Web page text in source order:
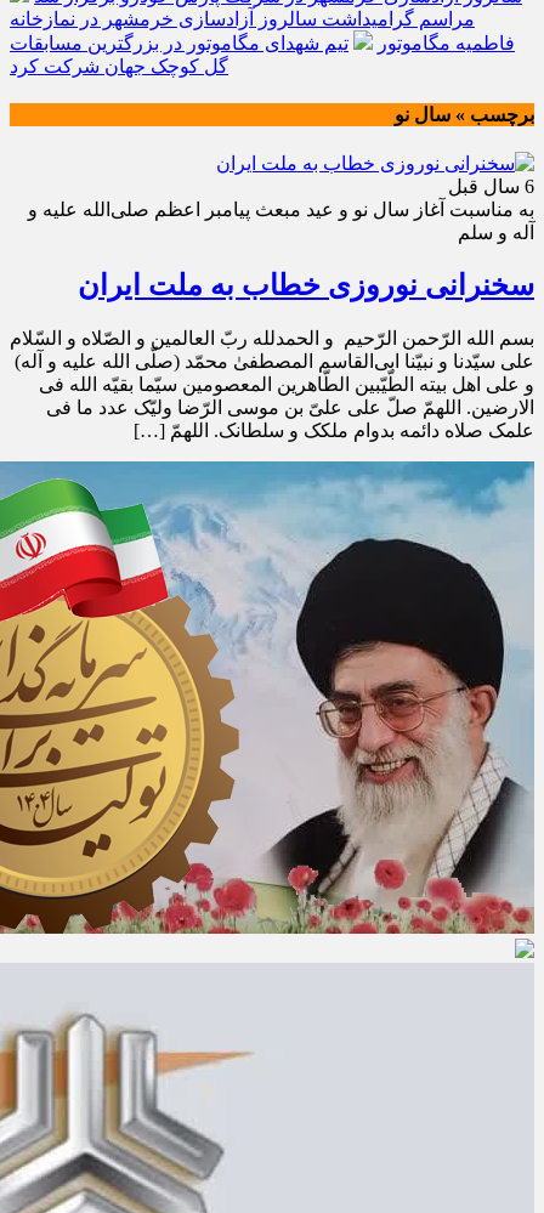
مراسم گرامیداشت سالروز آزادسازی خرمشهر در نمازخانه
فاطمیه مگاموتور
تیم شهدای مگاموتور در بزرگترین مسابقات
گل کوچک جهان شرکت کرد
برچسب » سال نو
6 سال قبل
به مناسبت آغاز سال نو و عید مبعث پیامبر اعظم صلی‌الله علیه و
آله و سلم
سخنرانی نوروزی خطاب به ملت ایران
بسم الله الرّحمن الرّحیم و الحمدلله ربّ العالمین و الصّلاه و السّلام
علی سیّدنا و نبیّنا ابی‌القاسم المصطفیٰ محمّد (صلّی الله علیه و آله)
و علی اهل بیته الطّیّبین الطّاهرین المعصومین سیّما بقیّه الله فی
الارضین. اللهمّ صلّ علی علیّ بن موسی الرّضا ولیّک عدد ما فی
علمک صلاه دائمه بدوام ملکک و سلطانک. اللهمّ […]